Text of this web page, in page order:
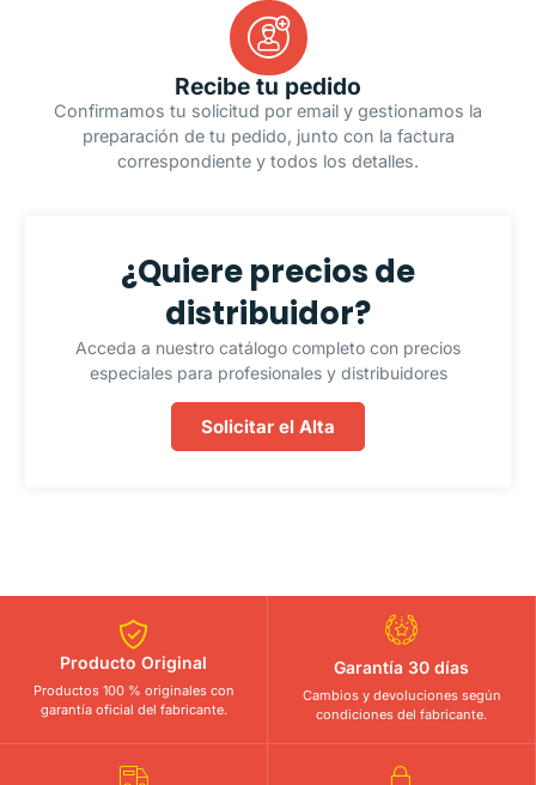
Recibe tu pedido
Confirmamos tu solicitud por email y gestionamos la
preparación de tu pedido, junto con la factura
correspondiente y todos los detalles.
¿Quiere precios de
distribuidor?
Acceda a nuestro catálogo completo con precios
especiales para profesionales y distribuidores
Solicitar el Alta
Producto Original
Productos 100 % originales con
garantía oficial del fabricante.
Garantía 30 días
Cambios y devoluciones según
condiciones del fabricante.